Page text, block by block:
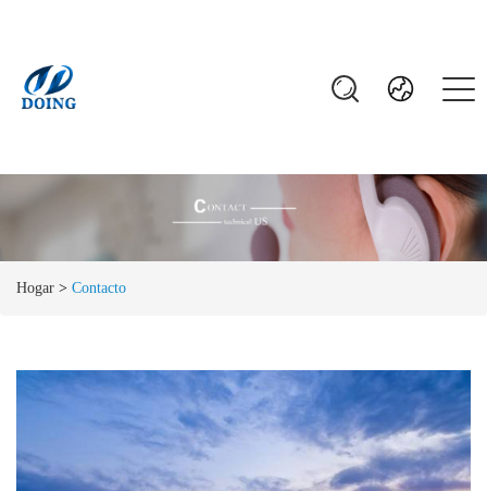
Hogar > Contacto